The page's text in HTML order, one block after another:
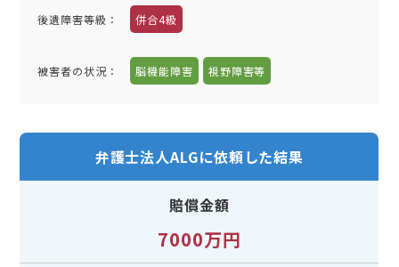
後遺障害等級： 併合4級
被害者の状況： 脳機能障害 視野障害等
弁護士法人ALGに依頼した結果
賠償金額
7000万円